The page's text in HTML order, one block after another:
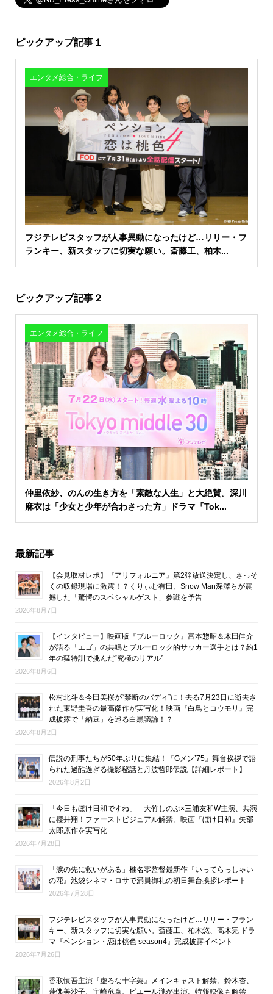
ピックアップ記事１
エンタメ総合・ライフ
フジテレビスタッフが人事異動になったけど…リリー・フ
ランキー、新スタッフに切実な願い。斎藤工、柏木...
ピックアップ記事２
エンタメ総合・ライフ
仲里依紗、のんの生き方を「素敵な人生」と大絶賛。深川
麻衣は「少女と少年が合わさった方」ドラマ『Tok...
最新記事
【会見取材レポ】『アリフォルニア』第2弾放送決定し、さっそ
くの収録現場に激震！？くりぃむ有田、Snow Man深澤らが震
撼した「驚愕のスペシャルゲスト」参戦を予告
2026年8月7日
【インタビュー】映画版『ブルーロック』富本惣昭＆木田佳介
が語る「エゴ」の共鳴とブルーロック的サッカー選手とは？約1
年の猛特訓で挑んだ“究極のリアル”
2026年8月6日
松村北斗＆今田美桜が“禁断のバディ”に！去る7月23日に逝去さ
れた東野圭吾の最高傑作が実写化！映画『白鳥とコウモリ』完
成披露で「納豆」を巡る白黒議論！？
2026年8月2日
伝説の刑事たちが50年ぶりに集結！『Gメン’75』舞台挨拶で語
られた過酷過ぎる撮影秘話と丹波哲郎伝説【詳細レポート】
2026年8月2日
「今日もぼけ日和ですね」―大竹しのぶ×三浦友和W主演、共演
に櫻井翔！ファーストビジュアル解禁。映画『ぼけ日和』矢部
太郎原作を実写化
2026年7月28日
「涙の先に救いがある」椎名零監督最新作『いってらっしゃい
の花』池袋シネマ・ロサで満員御礼の初日舞台挨拶レポート
2026年7月28日
フジテレビスタッフが人事異動になったけど…リリー・フラン
キー、新スタッフに切実な願い。斎藤工、柏木悠、高木完 ドラ
マ『ペンション・恋は桃色 season4』完成披露イベント
2026年7月26日
香取慎吾主演『虚ろな十字架』メインキャスト解禁。鈴木杏、
蓮佛美沙子、宇崎竜童、ピエール瀧が出演。特報映像も解禁